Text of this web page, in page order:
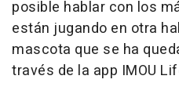
posible hablar con los
están jugando en otra
mascota que se ha
través de la app IMOU